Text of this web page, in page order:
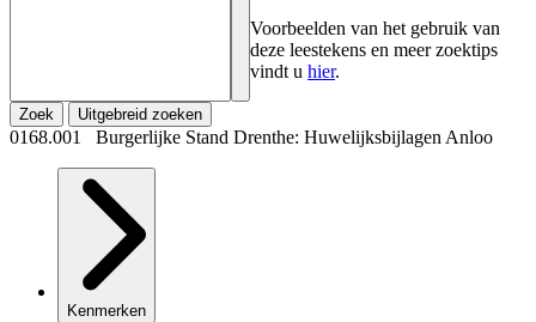
Voorbeelden van het gebruik van
deze leestekens en meer zoektips
vindt u hier.
Zoek Uitgebreid zoeken
0168.001 Burgerlijke Stand Drenthe: Huwelijksbijlagen Anloo
Kenmerken